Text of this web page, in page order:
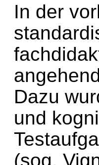
In der
Dazu
und
(sog.